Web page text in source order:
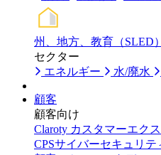
州、地方、教育（SLED）
セクター
エネルギー
水/廃水
顧客
顧客向け
Claroty カスタマーエク
CPSサイバーセキュリテ